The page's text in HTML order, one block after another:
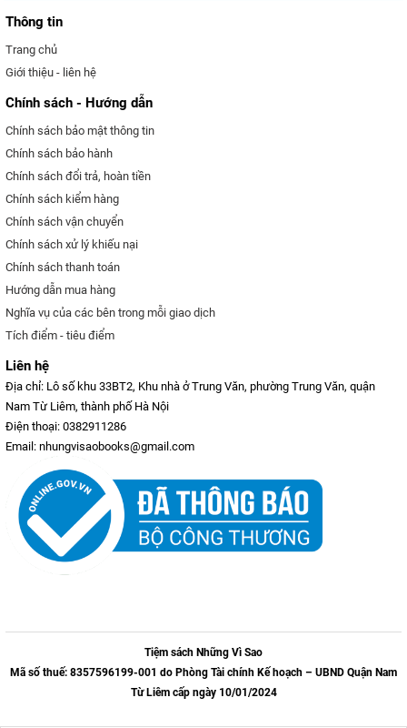
Thông tin
Trang chủ
Giới thiệu - liên hệ
Chính sách - Hướng dẫn
Chính sách bảo mật thông tin
Chính sách bảo hành
Chính sách đổi trả, hoàn tiền
Chính sách kiểm hàng
Chính sách vận chuyển
Chính sách xử lý khiếu nại
Chính sách thanh toán
Hướng dẫn mua hàng
Nghĩa vụ của các bên trong mỗi giao dịch
Tích điểm - tiêu điểm
Liên hệ
Địa chỉ: Lô số khu 33BT2, Khu nhà ở Trung Văn, phường Trung Văn, quận
Nam Từ Liêm, thành phố Hà Nội
Điện thoại: 0382911286
Email: nhungvisaobooks@gmail.com
Tiệm sách Những Vì Sao
Mã số thuế: 8357596199-001 do Phòng Tài chính Kế hoạch – UBND Quận Nam
Từ Liêm cấp ngày 10/01/2024